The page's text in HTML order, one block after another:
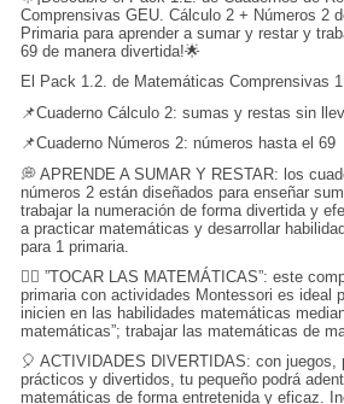
Comprensivas GEU. Cálculo 2 + Números 2
Primaria para aprender a sumar y restar y
69 de manera divertida!🌟
El Pack 1.2. de Matemáticas Comprensivas
📌Cuaderno Cálculo 2: sumas y restas sin
📌Cuaderno Números 2: números hasta el 69
💭 APRENDE A SUMAR Y RESTAR: los
números 2 están diseñados para enseñar
trabajar la numeración de forma divertida y
a practicar matemáticas y desarrollar
para 1 primaria.
🖐🏻 ”TOCAR LAS MATEMÁTICAS”: este
primaria con actividades Montessori es ideal
inicien en las habilidades matemáticas
matemáticas”; trabajar las matemáticas de
🎈 ACTIVIDADES DIVERTIDAS: con juegos,
prácticos y divertidos, tu pequeño podrá
matemáticas de forma entretenida y eficaz.